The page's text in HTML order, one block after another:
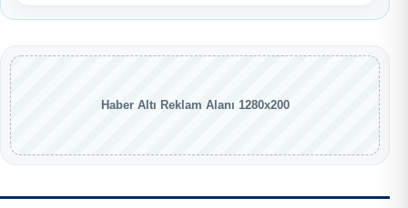
Haber Altı Reklam Alanı 1280x200